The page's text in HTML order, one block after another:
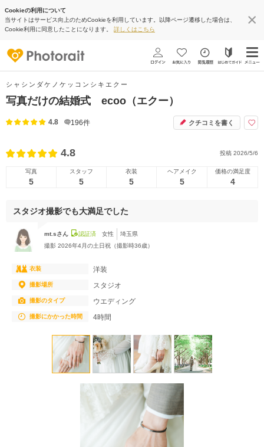
Cookieの利用について
当サイトはサービス向上のためCookieを利用しています。以降ページ遷移した場合は、
Cookie利用に同意したことになります。 詳しくはこちら
シャシンダケノケッコンシキエクー
写真だけの結婚式 ecoo（エクー）
4.8 196件 クチコミを書く
4.8 投稿 2026/5/6
写真
5
スタッフ
5
衣装
5
ヘアメイク
5
価格の満足度
4
スタジオ撮影でも大満足でした
mt.sさん 認証済 女性
埼玉県
撮影 2026年4月の土日祝（撮影時36歳）
衣装 洋装
撮影場所 スタジオ
撮影のタイプ ウエディング
撮影にかかった時間 4時間